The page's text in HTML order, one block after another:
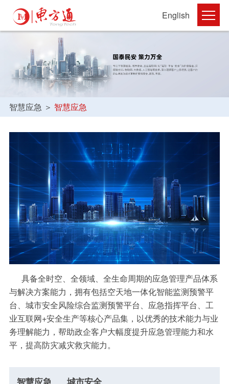
English
智慧应急 ＞ 智慧应急
具备全时空、全领域、全生命周期的应急管理产品体系
与解决方案能力，拥有包括空天地一体化智能监测预警平
台、城市安全风险综合监测预警平台、应急指挥平台、工
业互联网+安全生产等核心产品集，以优秀的技术能力与业
务理解能力，帮助政企客户大幅度提升应急管理能力和水
平，提高防灾减灾救灾能力。
智慧应急 城市安全